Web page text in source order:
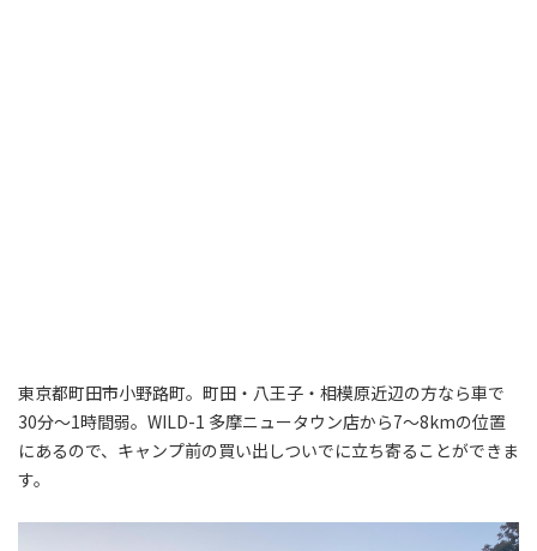
東京都町田市小野路町。町田・八王子・相模原近辺の方なら車で
30分～1時間弱。WILD-1 多摩ニュータウン店から7〜8kmの位置
にあるので、キャンプ前の買い出しついでに立ち寄ることができま
す。